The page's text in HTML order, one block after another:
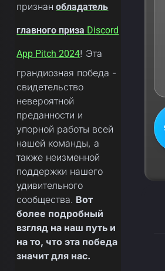
признан обладатель
главного приза Discord
App Pitch 2024! Эта
грандиозная победа -
свидетельство
невероятной
преданности и
упорной работы всей
нашей команды, а
также неизменной
поддержки нашего
удивительного
сообщества. Вот
более подробный
взгляд на наш путь и
на то, что эта победа
значит для нас.